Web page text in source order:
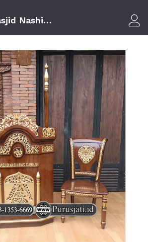
Mimbar Masjid Nashirus Sunnah Dari Kayu Jati